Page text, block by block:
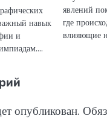
навык
и
явлений
где
влияющие
опубликован.